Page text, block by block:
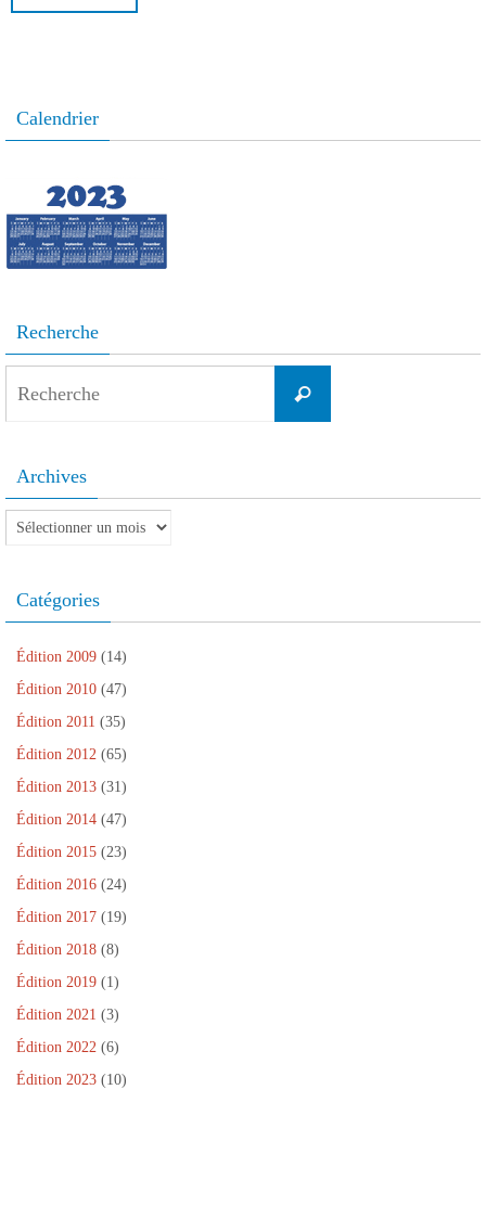
Calendrier
Recherche
Recherche
Archives
Archives
Catégories
Édition 2009 (14)
Édition 2010 (47)
Édition 2011 (35)
Édition 2012 (65)
Édition 2013 (31)
Édition 2014 (47)
Édition 2015 (23)
Édition 2016 (24)
Édition 2017 (19)
Édition 2018 (8)
Édition 2019 (1)
Édition 2021 (3)
Édition 2022 (6)
Édition 2023 (10)